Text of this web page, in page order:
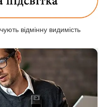
відмінну видимість